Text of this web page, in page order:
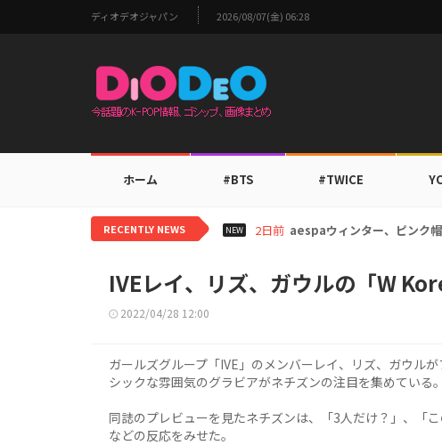
ディオデオジャパン 2026/08/07(金) 06:28
ホーム #BTS #TWICE
RECENTLY NEWS NEW 2日前 aespaウィンター、ピンク
IVEレイ、リズ、ガウルの「W
2022/04/28 12:00
ガールズグループ「IVE」のメンバーレイ、リズ、ガウル
シックな雰囲気のグラビアがネチズンの注目を集めている。
同誌のプレビューを見たネチズンは、「3人だけ？」、「
などの反応をみせた。